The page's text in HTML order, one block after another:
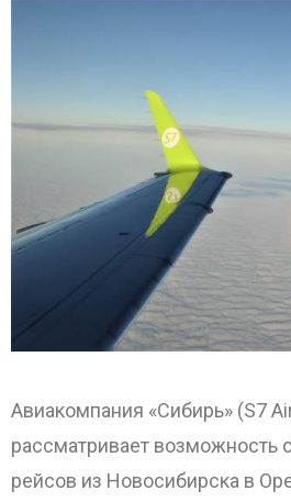
Авиакомпания «Сибирь» (S7
рассматривает возможность
рейсов из Новосибирска в